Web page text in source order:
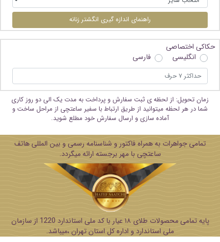
راهنمای اندازه گیری انگشتر زنانه
حکاکی اختصاصی
انگلیسی
فارسی
زمان تحویل: از لحظه ی ثبت سفارش و پرداخت به مدت یک الی دو روز کاری
شما در هر لحظه میتوانید از طریق ارتباط با سفیر ساعتچی از مراحل ساخت و
آماده سازی و ارسال سفارش خود مطلع شوید.
تمامی جواهرات به همراه فاکتور و شناسنامه رسمی و بین المللی هاتف
ساعتچی با مهر برجسته ارائه میگردد.
پایه تمامی محصولات طلای ۱۸ عیار با کد ملی استاندارد 1220 از سازمان
ملی استاندارد و اداره کل استان تهران ،میباشد.